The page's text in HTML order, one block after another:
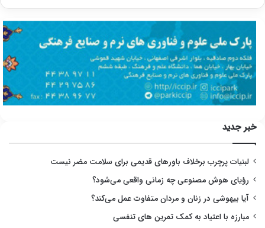
خبر جدید
لبنیات پرچرب برخلاف باورهای قدیمی برای سلامت مضر نیست
رؤیای هوش مصنوعی چه زمانی واقعی می‌شود؟
آیا بیهوشی در زنان و مردان متفاوت عمل می‌کند؟
مبارزه با اعتیاد به کمک تمرین های تنفسی